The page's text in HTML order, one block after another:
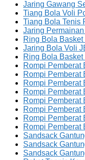
Jaring Gawang
Tiang Bola Voli
Tiang Bola Tenis
Jaring
Ring Bola
Jaring Bola Voli
Ring Bola
Rompi Pemberat
Rompi Pemberat
Rompi Pemberat
Rompi Pemberat
Rompi Pemberat
Rompi Pemberat
Rompi Pemberat
Rompi Pemberat
Sandsack
Sandsack
Sandsack